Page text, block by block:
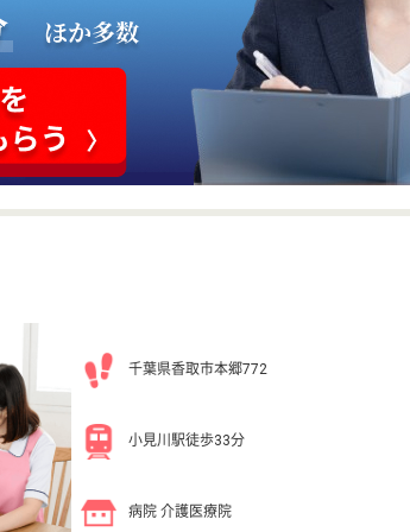
千葉県香取市本郷772
小見川駅徒歩33分
病院 介護医療院